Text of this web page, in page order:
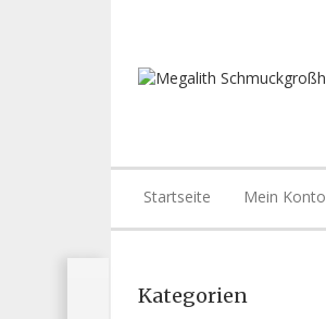
Startseite Mein Konto
Kategorien